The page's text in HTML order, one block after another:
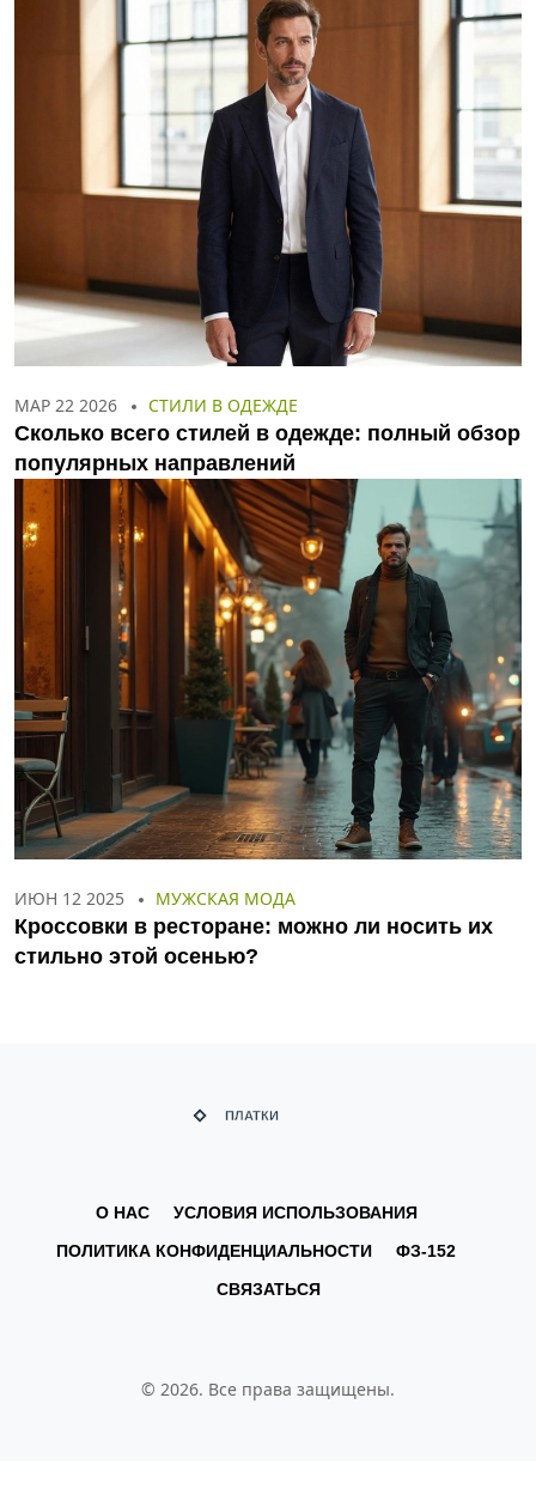
МАР 22 2026 СТИЛИ В ОДЕЖДЕ
Сколько всего стилей в одежде: полный обзор
популярных направлений
ИЮН 12 2025 МУЖСКАЯ МОДА
Кроссовки в ресторане: можно ли носить их
стильно этой осенью?
О НАС
УСЛОВИЯ ИСПОЛЬЗОВАНИЯ
ПОЛИТИКА КОНФИДЕНЦИАЛЬНОСТИ
ФЗ-152
СВЯЗАТЬСЯ
© 2026. Все права защищены.